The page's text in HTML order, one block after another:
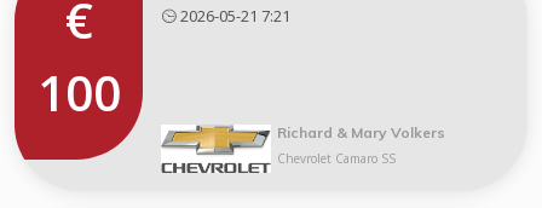
€
100
2026-05-21 7:21
Richard & Mary Volkers
Chevrolet Camaro SS